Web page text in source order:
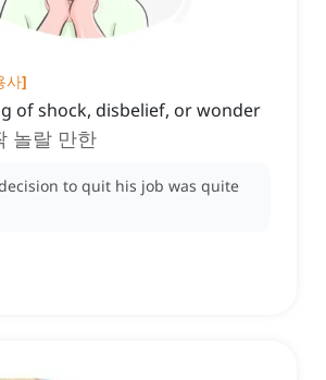
사]
of shock, disbelief, or wonder
놀랄 만한
to quit his job was quite